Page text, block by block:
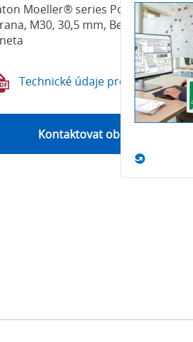
Moeller® series Potenciometr
M30, 30,5 mm, Bez stupnice/
Technické údaje produktu
Kontaktovat obchodní